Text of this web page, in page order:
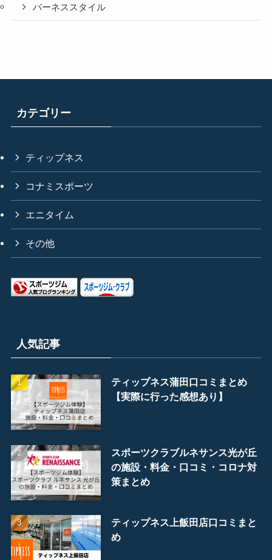
バーネススタイル
カテゴリー
ティップネス
コナミスポーツ
エニタイム
その他
人気記事
ティップネス蒲田口コミまとめ
【実際に行った感想あり】
スポーツクラブルネサンス光が丘
の施設・料金・口コミ・コロナ対
策まとめ
ティップネス上飯田店口コミまと
め